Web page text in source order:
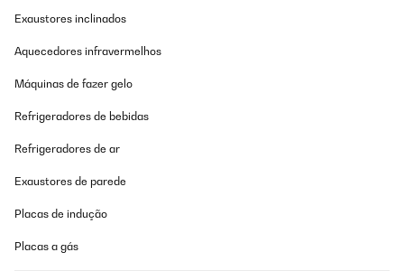
Exaustores inclinados
Aquecedores infravermelhos
Máquinas de fazer gelo
Refrigeradores de bebidas
Refrigeradores de ar
Exaustores de parede
Placas de indução
Placas a gás